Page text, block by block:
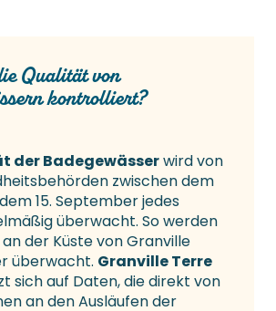
Qualität von
kontrolliert?
der Badegewässerwird von
zwischen dem
15. September jedes
überwacht. So werden
an der Küste von Granville
überwacht. Granville Terre
sich auf Daten, die direkt von
an den Ausläufen der